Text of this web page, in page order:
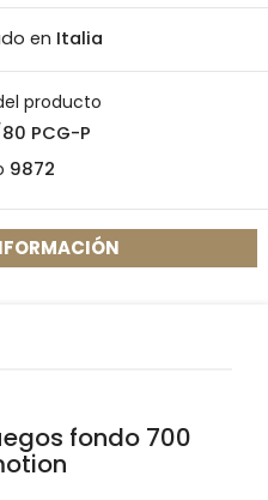
en Italia
producto
PCG-P
9872
fondo 700